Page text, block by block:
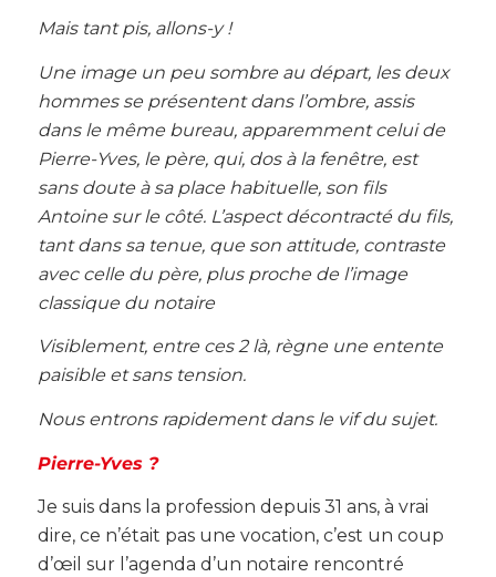
Mais tant pis, allons-y !
Une image un peu sombre au départ, les deux
hommes se présentent dans l’ombre, assis
dans le même bureau, apparemment celui de
Pierre-Yves, le père, qui, dos à la fenêtre, est
sans doute à sa place habituelle, son fils
Antoine sur le côté. L’aspect décontracté du fils,
tant dans sa tenue, que son attitude, contraste
avec celle du père, plus proche de l’image
classique du notaire
Visiblement, entre ces 2 là, règne une entente
paisible et sans tension.
Nous entrons rapidement dans le vif du sujet.
Pierre-Yves ?
Je suis dans la profession depuis 31 ans, à vrai
dire, ce n’était pas une vocation, c’est un coup
d’œil sur l’agenda d’un notaire rencontré